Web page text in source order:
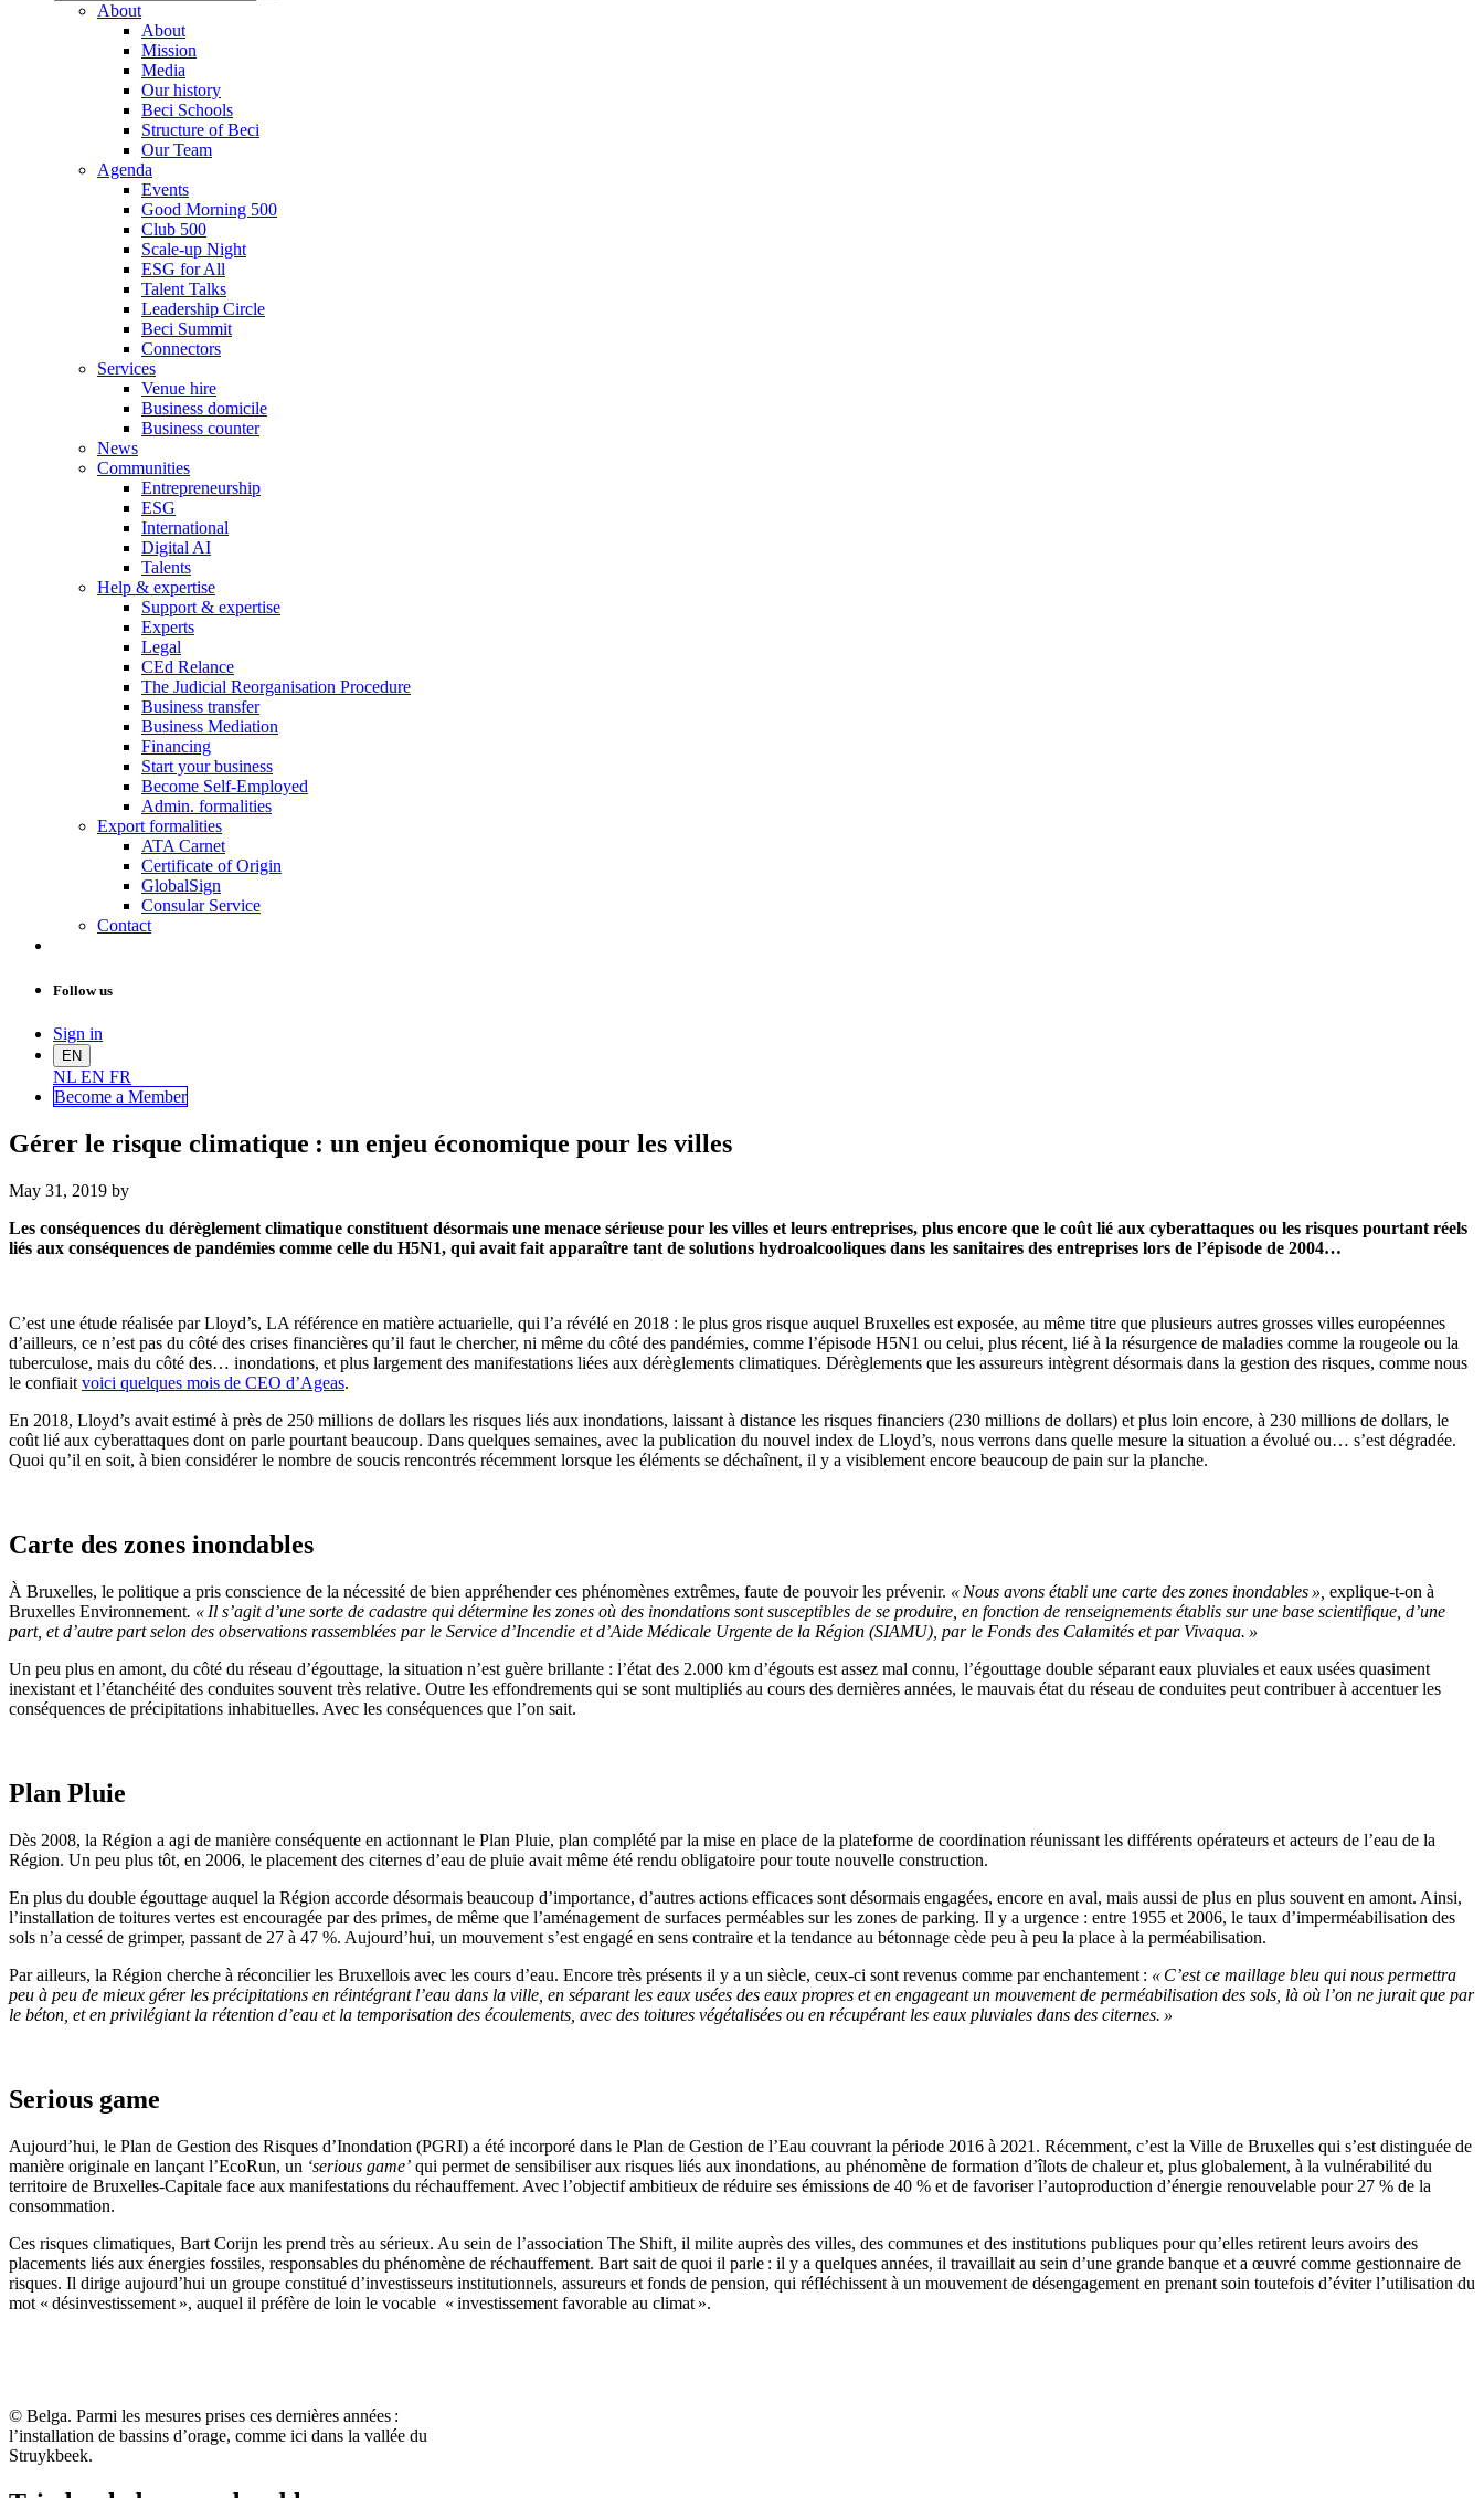
About
About
Mission
Media
Our history
Beci Schools
Structure of Beci
Our Team
Agenda
Events
Good Morning 500
Club 500
Scale-up Night
ESG for All
Talent Talks
Leadership Circle
Beci Summit
Connectors
Services
Venue hire
Business domicile
Business counter
News
Communities
Entrepreneurship
ESG
International
Digital AI
Talents
Help & expertise
Support & expertise
Experts
Legal
CEd Relance
The Judicial Reorganisation Procedure
Business transfer
Business Mediation
Financing
Start your business
Become Self-Employed
Admin. formalities
Export formalities
ATA Carnet
Certificate of Origin
GlobalSign
Consular Service
Contact
Follow us
Sign in
EN
NL EN FR
Become a Member
Gérer le risque climatique : un enjeu économique pour les villes
May 31, 2019 by
Les conséquences du dérèglement climatique constituent désormais une menace sérieuse pour les villes et leurs entreprises, plus encore que le coût lié aux cyberattaques ou les risques pourtant réels
liés aux conséquences de pandémies comme celle du H5N1, qui avait fait apparaître tant de solutions hydroalcooliques dans les sanitaires des entreprises lors de l’épisode de 2004…
C’est une étude réalisée par Lloyd’s, LA référence en matière actuarielle, qui l’a révélé en 2018 : le plus gros risque auquel Bruxelles est exposée, au même titre que plusieurs autres grosses villes européennes
d’ailleurs, ce n’est pas du côté des crises financières qu’il faut le chercher, ni même du côté des pandémies, comme l’épisode H5N1 ou celui, plus récent, lié à la résurgence de maladies comme la rougeole ou la
tuberculose, mais du côté des… inondations, et plus largement des manifestations liées aux dérèglements climatiques. Dérèglements que les assureurs intègrent désormais dans la gestion des risques, comme nous
le confiait voici quelques mois de CEO d’Ageas.
En 2018, Lloyd’s avait estimé à près de 250 millions de dollars les risques liés aux inondations, laissant à distance les risques financiers (230 millions de dollars) et plus loin encore, à 230 millions de dollars, le
coût lié aux cyberattaques dont on parle pourtant beaucoup. Dans quelques semaines, avec la publication du nouvel index de Lloyd’s, nous verrons dans quelle mesure la situation a évolué ou… s’est dégradée.
Quoi qu’il en soit, à bien considérer le nombre de soucis rencontrés récemment lorsque les éléments se déchaînent, il y a visiblement encore beaucoup de pain sur la planche.
Carte des zones inondables
À Bruxelles, le politique a pris conscience de la nécessité de bien appréhenderces phénomènes extrêmes, faute de pouvoir les prévenir. « Nous avons établi une carte des zones inondables », explique-t-on à
Bruxelles Environnement. « Il s’agit d’une sorte de cadastre qui détermine les zones où des inondations sont susceptibles de se produire en fonction de renseignements établis sur une base scientifique d’une
part, et d’autre partselon des observations rassemblées par le Service d’Incendie et d’Aide Médicale Urgente de la Région (SIAMU), par le Fonds des Calamités et par Vivaqua. »
Un peu plus en amont, du côté du réseau d’égouttage, la situation n’est guère brillante : l’état des 2.000 km d’égouts est assez mal connu, l’égouttage double séparant eaux pluviales et eaux usées quasiment
inexistant et l’étanchéité des conduites souvent très relative. Outre les effondrements qui se sont multipliés au cours des dernières années, le mauvais état du réseau de conduites peut contribuer à accentuer les
conséquences de précipitations inhabituelles. Avec les conséquences que l’on sait.
Plan Pluie
Dès 2008, la Région a agi de manière conséquente en actionnant le Plan Pluie, plan complété par la mise en place de la plateforme de coordination réunissant les différents opérateurs et acteurs de l’eau de la
Région. Un peu plus tôt, en 2006, le placement des citernes d’eau de pluie avait même été rendu obligatoire pour toute nouvelle construction.
En plus du double égouttage auquel la Région accorde désormais beaucoup d’importance, d’autres actions efficaces sont désormais engagées, encore en aval, mais aussi de plus en plus souvent en amont. Ainsi,
l’installation de toitures vertes est encouragée par des primes, de même que l’aménagement de surfaces perméables sur les zones de parking. Il y a urgence : entre 1955 et 2006, le taux d’imperméabilisation des
sols n’a cessé de grimper, passant de 27 à 47 %. Aujourd’hui, un mouvement s’est engagé en sens contraire et la tendance au bétonnage cède peu à peu la place à la perméabilisation.
Par ailleurs, la Région cherche à réconcilierles Bruxellois avec les cours d’eau. Encore très présents il y a un siècle, ceux-ci sont revenus comme par enchantement : « C’est ce maillage bleu qui nous permettra
peu à peu de mieux gérer les précipitations en réintégrant l’eau dans la ville, en séparant les eaux usées des eaux propres et en engageant un mouvement de perméabilisation des sols là où l’on ne jurait que par
le béton et en privilégiant la rétention d’eau et la temporisation des écoulements avec des toitures végétalisées ou en récupérant les eaux pluviales dans des citernes. »
Serious game
Aujourd’hui, le Plan de Gestion des Risques d’Inondation (PGRI) a été incorporé dans le Plan de Gestion de l’Eau couvrant la période 2016 à 2021. Récemment, c’est la Ville de Bruxelles qui s’est distinguée de
manière originale en lançant l’EcoRun, un ‘serious game’ qui permet de sensibiliser aux risques liés aux inondations, au phénomène de formation d’îlots de chaleur et, plus globalement, à la vulnérabilité du
territoire de Bruxelles-Capitale face aux manifestations du réchauffement. Avec l’objectif ambitieux de réduire ses émissions de 40 % et de favoriser l’autoproduction d’énergie renouvelable pour 27 % de la
consommation.
Ces risques climatiques, Bart Corijn les prend très au sérieux. Au sein de l’association The Shift, il milite auprès des villes, des communes et des institutions publiques pour qu’elles retirent leurs avoirs des
placements liés aux énergies fossiles, responsables du phénomène de réchauffement. Bart sait de quoi il parle : il y a quelques années, il travaillait au sein d’une grande banque et a œuvré comme gestionnaire de
risques. Il dirige aujourd’hui un groupe constitué d’investisseurs institutionnels, assureurs et fonds de pension, qui réfléchissent à un mouvement de désengagement en prenant soin toutefois d’éviter l’utilisation du
mot « désinvestissement », auquel il préfère de loin le vocable « investissement favorable au climat ».
© Belga. Parmi les mesures prises ces dernières années :
l’installation de bassins d’orage, comme ici dans la vallée du
Struykbeek.